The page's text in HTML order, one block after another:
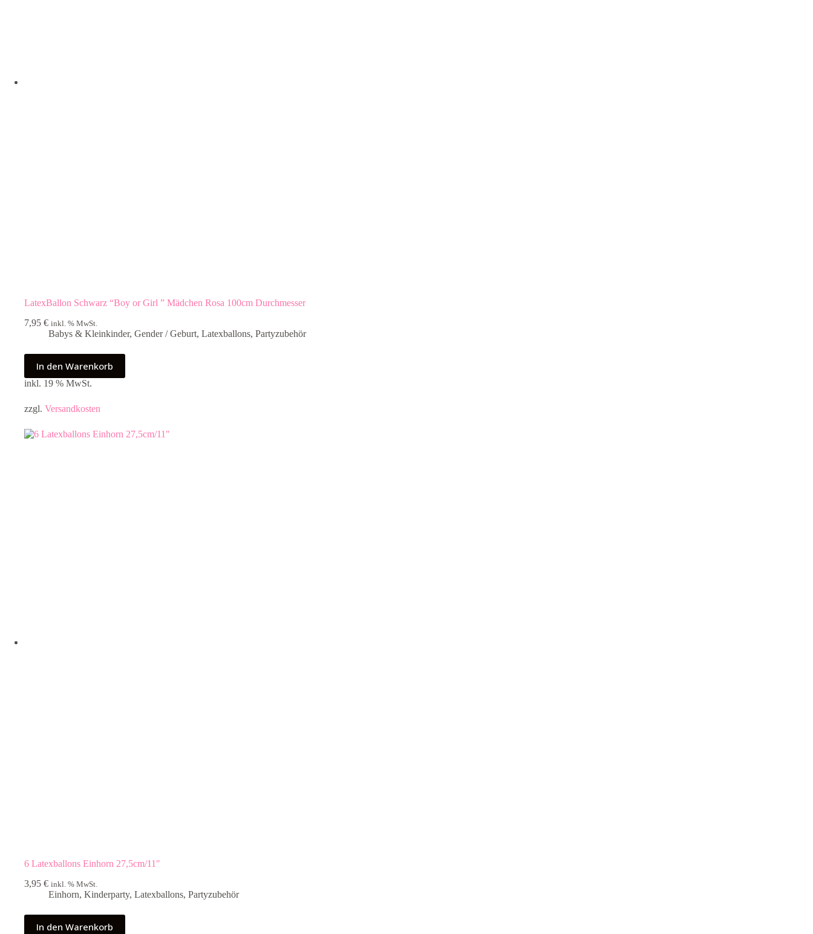
LatexBallon Schwarz “Boy or Girl ” Mädchen Rosa 100cm Durchmesser
7,95 € inkl. % MwSt.
Babys & Kleinkinder, Gender / Geburt, Latexballons, Partyzubehör
In den Warenkorb
inkl. 19 % MwSt.
zzgl. Versandkosten
6 Latexballons Einhorn 27,5cm/11″
3,95 € inkl. % MwSt.
Einhorn, Kinderparty, Latexballons, Partyzubehör
In den Warenkorb